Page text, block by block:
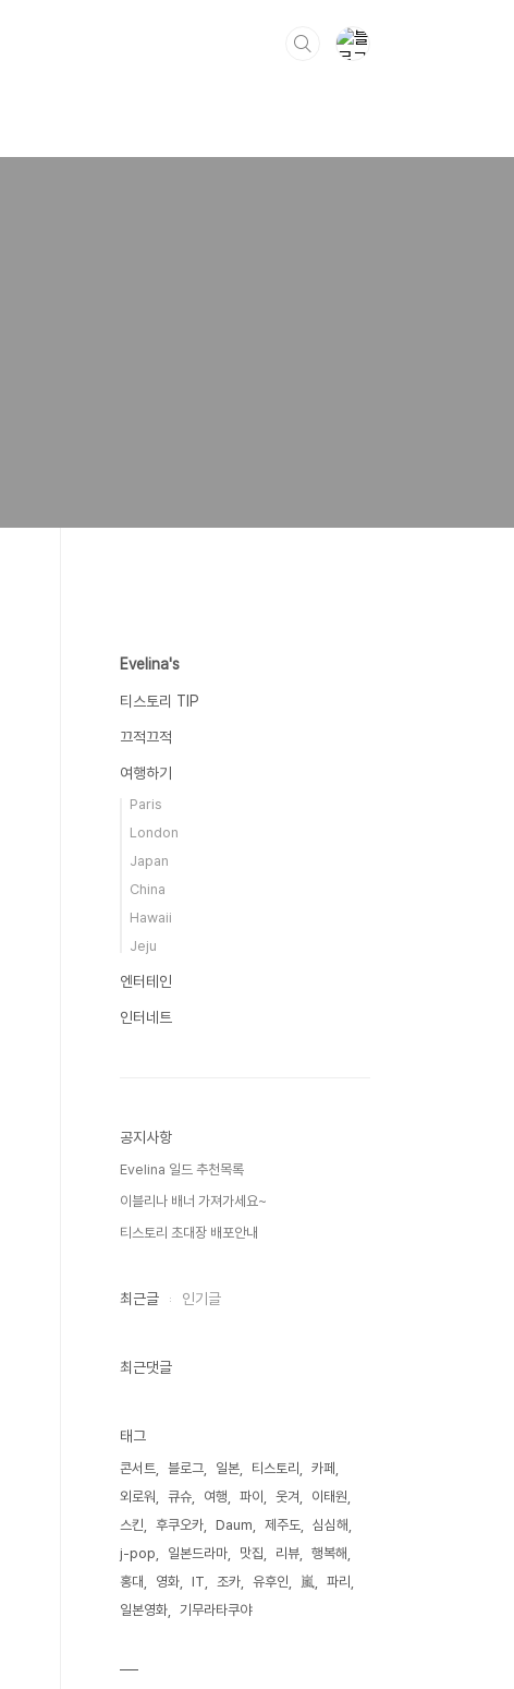
Evelina's
티스토리 TIP
끄적끄적
여행하기
Paris
London
Japan
China
Hawaii
Jeju
엔터테인
인터네트
공지사항
Evelina 일드 추천목록
이블리나 배너 가져가세요~
티스토리 초대장 배포안내
최근글 인기글
최근댓글
태그
콘서트 블로그 일본 티스토리
카페
외로워
큐슈 여행 파이 웃겨
이태원
스킨
후쿠오카 Daum 제주도
심심해
j-pop
일본드라마 맛집 리뷰
행복해
홍대
영화 IT 조카 유후인 嵐
파리
일본영화
기무라타쿠야